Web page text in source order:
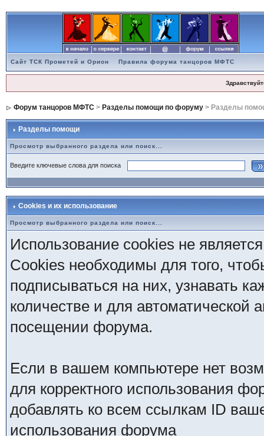
Сайт ТСК Прометей и Орион Правила форума танцоров МФТС
Форум танцоров МФТС> Разделы помощи по форуму> Разделы
Разделы помощи
Просмотр выбранного раздела или поиск...
Введите ключевые слова для поиска
Cookies и их использование
Просмотр выбранного раздела или поиск...
Использование cookies не
Cookies необходимы для того,
подписываться на них, узнавать
количестве и для
посещении форума.
Если в вашем компьютере нет
для корректного использования
добавлять ко всем ссылкам ID
использования форума